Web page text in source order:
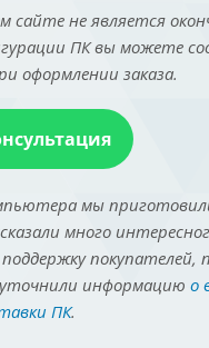
сайте не является
ПК вы можете
оформлении заказа.
мы
много
покупателей,
информацию о
ПК.